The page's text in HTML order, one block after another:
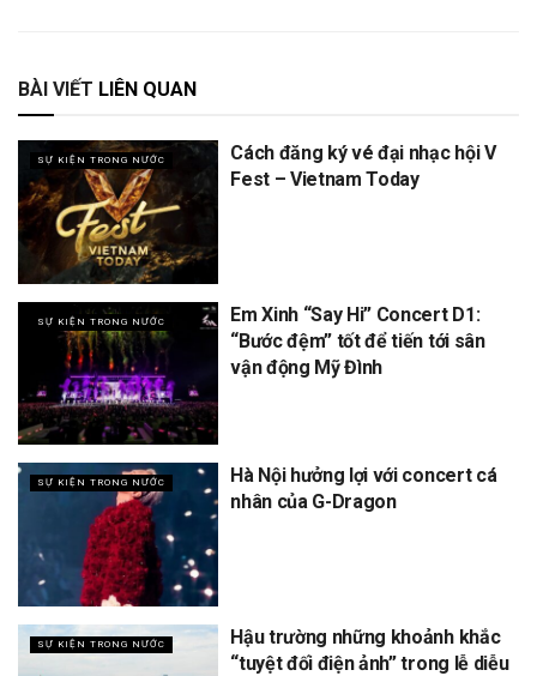
BÀI VIẾT LIÊN QUAN
SỰ KIỆN TRONG NƯỚC
Cách đăng ký vé đại nhạc hội V
Fest – Vietnam Today
SỰ KIỆN TRONG NƯỚC
Em Xinh “Say Hi” Concert D1:
“Bước đệm” tốt để tiến tới sân
vận động Mỹ Đình
SỰ KIỆN TRONG NƯỚC
Hà Nội hưởng lợi với concert cá
nhân của G-Dragon
SỰ KIỆN TRONG NƯỚC
Hậu trường những khoảnh khắc
“tuyệt đối điện ảnh” trong lễ diễu